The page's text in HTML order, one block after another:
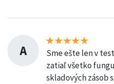
A
Sme ešte len v
zatiaľ všetko
skladových zásob